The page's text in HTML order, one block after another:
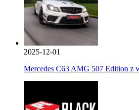
2025-12-01
Mercedes C63 AMG 507 Edition z